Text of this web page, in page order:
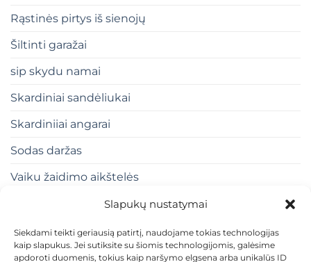
Slapukų nustatymai
Siekdami teikti geriausią patirtį, naudojame tokias technologijas
kaip slapukus. Jei sutiksite su šiomis technologijomis, galėsime
apdoroti duomenis, tokius kaip naršymo elgsena arba unikalūs ID
Rąstinės pirtys iš sienojų
Šiltinti garažai
sip skydu namai
Skardiniai sandėliukai
Skardiniiai angarai
Sodas daržas
Vaiku žaidimo aikštelės